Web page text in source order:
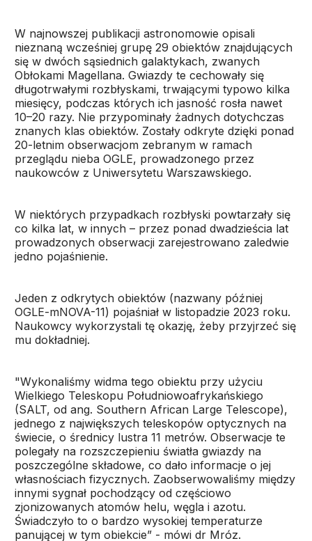
W najnowszej publikacji astronomowie opisali
nieznaną wcześniej grupę 29 obiektów znajdujących
się w dwóch sąsiednich galaktykach, zwanych
Obłokami Magellana. Gwiazdy te cechowały się
długotrwałymi rozbłyskami, trwającymi typowo kilka
miesięcy, podczas których ich jasność rosła nawet
10–20 razy. Nie przypominały żadnych dotychczas
znanych klas obiektów. Zostały odkryte dzięki ponad
20-letnim obserwacjom zebranym w ramach
przeglądu nieba OGLE, prowadzonego przez
naukowców z Uniwersytetu Warszawskiego.
W niektórych przypadkach rozbłyski powtarzały się
co kilka lat, w innych – przez ponad dwadzieścia lat
prowadzonych obserwacji zarejestrowano zaledwie
jedno pojaśnienie.
Jeden z odkrytych obiektów (nazwany później
OGLE-mNOVA-11) pojaśniał w listopadzie 2023 roku.
Naukowcy wykorzystali tę okazję, żeby przyjrzeć się
mu dokładniej.
"Wykonaliśmy widma tego obiektu przy użyciu
Wielkiego Teleskopu Południowoafrykańskiego
(SALT, od ang. Southern African Large Telescope),
jednego z największych teleskopów optycznych na
świecie, o średnicy lustra 11 metrów. Obserwacje te
polegały na rozszczepieniu światła gwiazdy na
poszczególne składowe, co dało informacje o jej
własnościach fizycznych. Zaobserwowaliśmy między
innymi sygnał pochodzący od częściowo
zjonizowanych atomów helu, węgla i azotu.
Świadczyło to o bardzo wysokiej temperaturze
panującej w tym obiekcie” - mówi dr Mróz.